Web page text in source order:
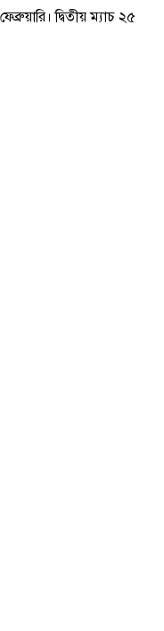
দ্বিতীয় ম্যাচ ২৫